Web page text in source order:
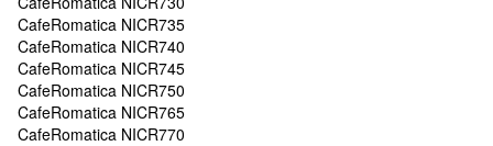
CafeRomatica NICR735
CafeRomatica NICR740
CafeRomatica NICR745
CafeRomatica NICR750
CafeRomatica NICR765
CafeRomatica NICR770